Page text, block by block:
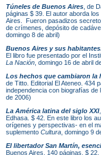
Túneles de Buenos Aires , de
páginas $ 39. El autor aborda
Aires. Fueron pasadizos
de crímenes, depósito de
domingo 8 de abril)
Buenos Aires y sus
El libro fue presentado por el
La Nación , domingo 16 de abril
Los hechos que cambiaron la
de Titto. Editorial El Ateneo. 434
independencia con biografías
de 2006)
La América latina del siglo XXI
Edhasa. $ 42. En este libro los
orígenes y perspectivas- en el
suplemento Cultura , domingo 9
El libertador San Martín,
Buenos Aires, 140 páginas. $